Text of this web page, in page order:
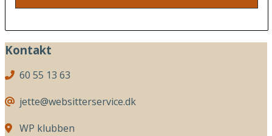
Kontakt
60 55 13 63
jette@websitterservice.dk
WP klubben